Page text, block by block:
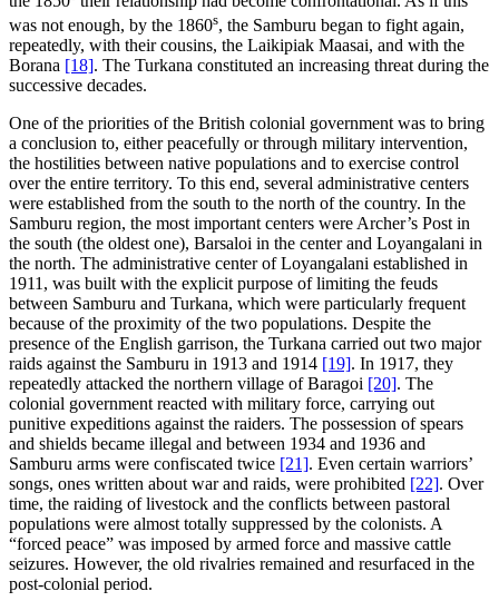
was not enough, by the 1860s, the Samburu began to fight again,
repeatedly, with their cousins, the Laikipiak Maasai, and with the
Borana [18]. The Turkana constituted an increasing threat during the
successive decades.
One of the priorities of the British colonial government was to bring
a conclusion to, either peacefully or through military intervention,
the hostilities between native populations and to exercise control
over the entire territory. To this end, several administrative centers
were established from the south to the north of the country. In the
Samburu region, the most important centers were Archer’s Post in
the south (the oldest one), Barsaloi in the center and Loyangalani in
the north. The administrative center of Loyangalani established in
1911, was built with the explicit purpose of limiting the feuds
between Samburu and Turkana, which were particularly frequent
because of the proximity of the two populations. Despite the
presence of the English garrison, the Turkana carried out two major
raids against the Samburu in 1913 and 1914 [19]. In 1917, they
repeatedly attacked the northern village of Baragoi [20]. The
colonial government reacted with military force, carrying out
punitive expeditions against the raiders. The possession of spears
and shields became illegal and between 1934 and 1936 and
Samburu arms were confiscated twice [21]. Even certain warriors’
songs, ones written about war and raids, were prohibited [22]. Over
time, the raiding of livestock and the conflicts between pastoral
populations were almost totally suppressed by the colonists. A
“forced peace” was imposed by armed force and massive cattle
seizures. However, the old rivalries remained and resurfaced in the
post-colonial period.